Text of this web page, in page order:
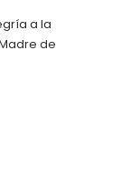
a la
de